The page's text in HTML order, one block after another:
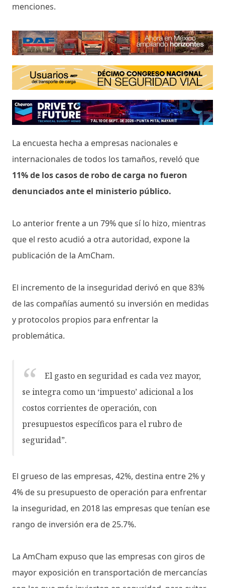
menciones.
La encuesta hecha a empresas nacionales e
internacionales de todos los tamaños, reveló que
11% de los casos de robo de carga no fueron
denunciados ante el ministerio público.
Lo anterior frente a un 79% que sí lo hizo, mientras
que el resto acudió a otra autoridad, expone la
publicación de la AmCham.
El incremento de la inseguridad derivó en que 83%
de las compañías aumentó su inversión en medidas
y protocolos propios para enfrentar la
problemática.
El gasto en seguridad es cada vez mayor,
se integra como un ‘impuesto’ adicional a los
costos corrientes de operación, con
presupuestos específicos para el rubro de
seguridad”.
El grueso de las empresas, 42%, destina entre 2% y
4% de su presupuesto de operación para enfrentar
la inseguridad, en 2018 las empresas que tenían ese
rango de inversión era de 25.7%.
La AmCham expuso que las empresas con giros de
mayor exposición en transportación de mercancías